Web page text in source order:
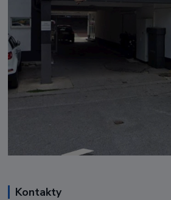
Kontakty